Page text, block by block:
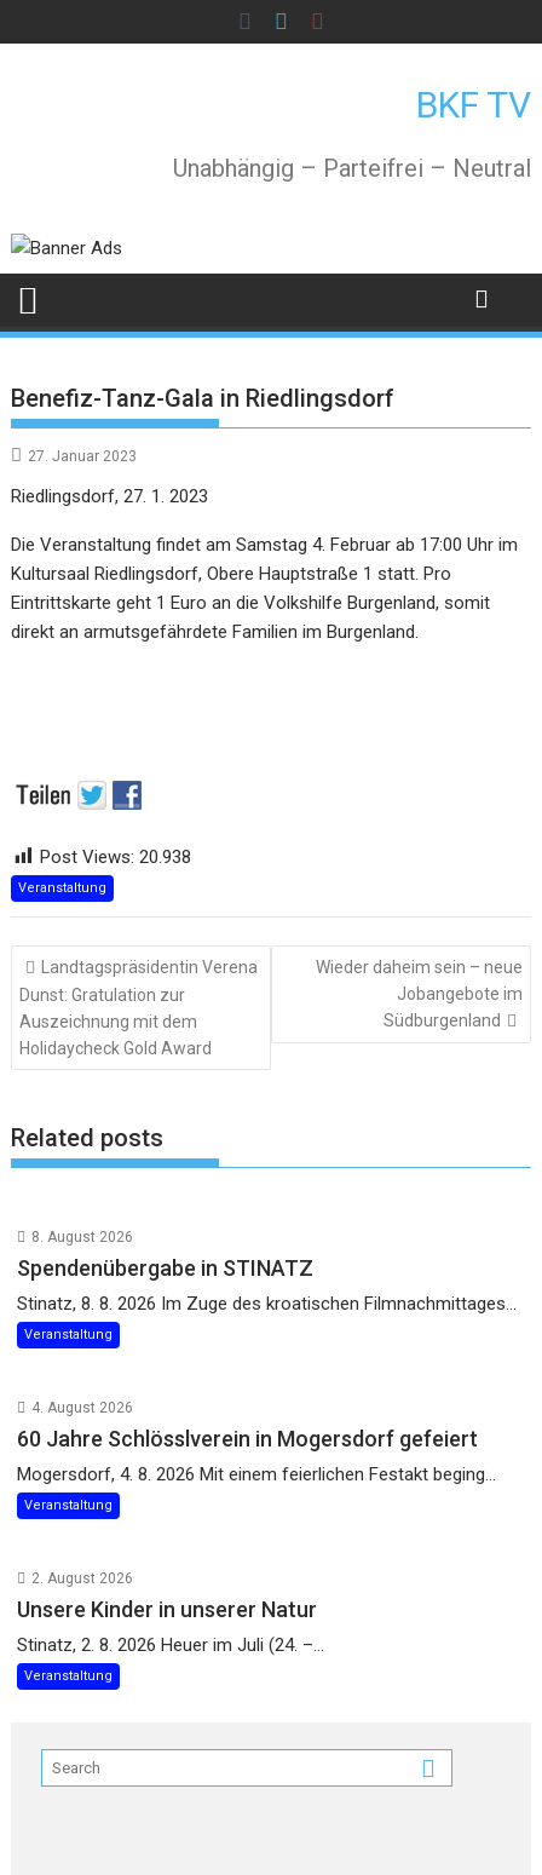
to
BKF TV
Unabhängig – Parteifrei – Neutral
Benefiz-Tanz-Gala in Riedlingsdorf
27. Januar 2023
Riedlingsdorf, 27. 1. 2023
Die Veranstaltung findet am Samstag 4. Februar ab 17:00 Uhr im
Kultursaal Riedlingsdorf, Obere Hauptstraße 1 statt. Pro
Eintrittskarte geht 1 Euro an die Volkshilfe Burgenland, somit
direkt an armutsgefährdete Familien im Burgenland.
Post Views: 20.938
Veranstaltung
Beitragsnavigation
Landtagspräsidentin Verena
Dunst: Gratulation zur
Auszeichnung mit dem
Holidaycheck Gold Award
Wieder daheim sein – neue
Jobangebote im
Südburgenland
Related posts
8. August 2026
Spendenübergabe in STINATZ
Stinatz, 8. 8. 2026 Im Zuge des kroatischen Filmnachmittages...
Veranstaltung
4. August 2026
60 Jahre Schlösslverein in Mogersdorf gefeiert
Mogersdorf, 4. 8. 2026 Mit einem feierlichen Festakt beging...
Veranstaltung
2. August 2026
Unsere Kinder in unserer Natur
Stinatz, 2. 8. 2026 Heuer im Juli (24. –...
Veranstaltung